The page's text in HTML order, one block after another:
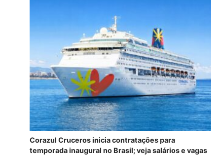
Corazul Cruceros inicia contratações para
temporada inaugural no Brasil; veja salários e vagas